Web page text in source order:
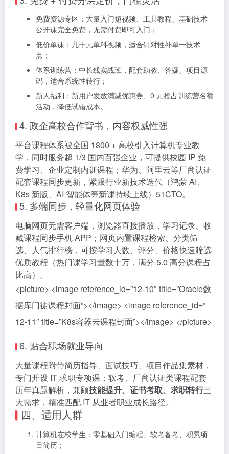
免费资源专区：大量入门短视频、工具教程、基础技术
公开课完全免费，无需付费即可入门；
低价单课：几十元单科视频，适合针对性补单一技术
点；
体系训练营：中长线实战班，配套助教、答疑、项目源
码，适合系统性转行；
新人福利：新用户发放满减优惠券、0 元抢占训练营名额
活动，降低试错成本。
4. 政企高校合作背书，内容权威性强
平台课程体系被全国 1800 + 高校引入计算机专业教
学，同时服务超 1/3 国内百强企业，可提供校园 IP 免
费学习、企业定制内训课程；华为、阿里云等厂商认证
配套课程同步更新，紧跟行业新技术迭代（鸿蒙 AI、
K8s 新版、AI 智能体等新课持续上线）51CTO。
5. 多端同步，轻量化网页体验
电脑网页无需客户端，浏览器直接播放，学习记录、收
藏课程同步手机 APP；网页内置课程检索、分类筛
选、人气排行榜，可按学习人数、评分、价格快速筛选
优质教程（热门课学习量数十万，满分 5.0 高分课程占
比高）。
<picture> <image reference_id=”12-10″ title=”Oracle数
据库门徒课程封面”></image> <image reference_id=”
12-11″ title=”K8s容器云课程封面”></image> </picture>
6. 贴合职场就业导向
大量课程附带简历指导、面试技巧、项目作品集素材，
专门开设 IT 求职专项课；软考、厂商认证类课程配套
历年真题解析，兼顾技能提升、证书考取、求职转行三
大需求，精准匹配 IT 从业者职业成长路径。
四、适用人群
计算机在校学生：零基础入门编程、软考备考、积累项
目简历；